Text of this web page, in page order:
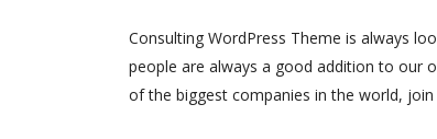
Consulting WordPress Theme is always
people are always a good addition to our
of the biggest companies in the world, join